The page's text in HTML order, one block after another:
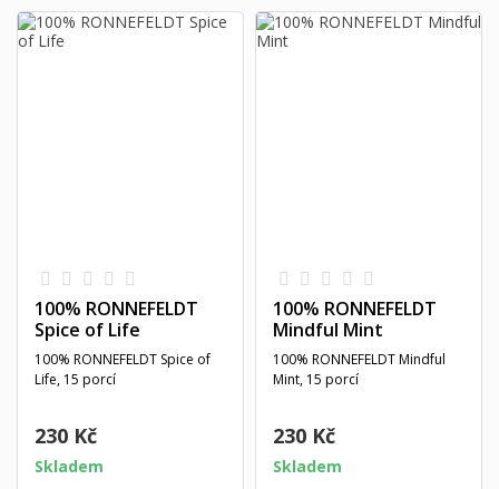
100% RONNEFELDT
Spice of Life
100% RONNEFELDT Spice of
Life, 15 porcí
230 Kč
Skladem
100% RONNEFELDT
Mindful Mint
100% RONNEFELDT Mindful
Mint, 15 porcí
230 Kč
Skladem